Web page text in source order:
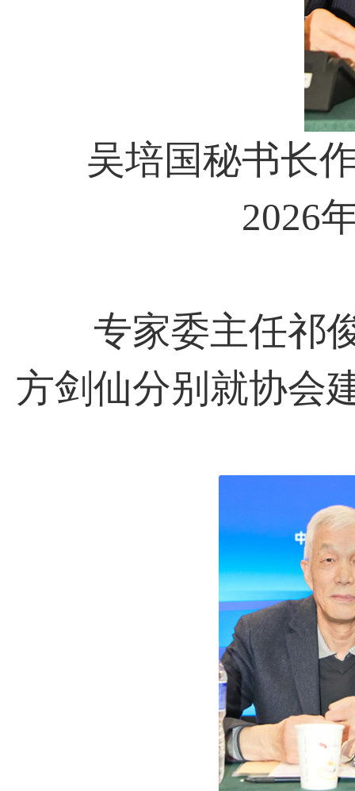
吴培国秘书长
2026
专家委主任祁俊
方剑仙分别就协会